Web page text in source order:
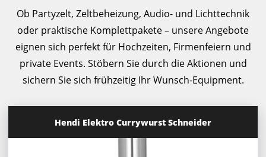
Ob Partyzelt, Zeltbeheizung, Audio- und Lichttechnik
oder praktische Komplettpakete – unsere Angebote
eignen sich perfekt für Hochzeiten, Firmenfeiern und
private Events. Stöbern Sie durch die Aktionen und
sichern Sie sich frühzeitig Ihr Wunsch-Equipment.
Hendi Elektro Currywurst Schneider